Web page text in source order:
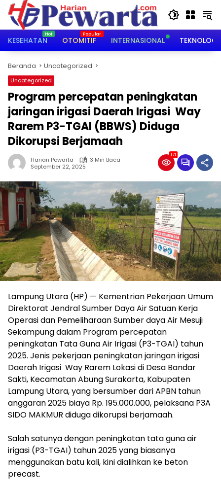
Langsung
konten
KESEHATAN
OTOMITIF INTERNASIONAL TEKNOLOGI
Beranda Uncategorized
Uncategorized
‎Program percepatan peningkatan
jaringan irigasi Daerah Irigasi Way
Rarem P3-TGAI (BBWS) Diduga
Dikorupsi Berjamaah
Harian Pewarta
3 Min Baca
September 22, 2025
171
Lampung Utara (HP) — Kementrian Pekerjaan Umum
Direktorat Jendral Sumber Daya Air Satuan Kerja
Operasi dan Pemeliharaan Sumber daya Air Mesuji
Sekampung dalam Program percepatan
peningkatan Tata Guna Air Irigasi (P3-TGAI) tahun
2025. Jenis pekerjaan peningkatan jaringan irigasi
Daerah Irigasi Way Rarem Lokasi di Desa Bandar
Sakti, Kecamatan Abung Surakarta, Kabupaten
Lampung Utara, yang bersumber dari APBN tahun
anggaran 2025 biaya Rp. 195.000.000, pelaksana P3A
SIDO MAKMUR diduga dikorupsi berjamaah.
‎Salah satunya dengan peningkatan tata guna air
irigasi (P3-TGAI) tahun 2025 yang biasanya
menggunakan batu kali, kini dialihkan ke beton
precast.